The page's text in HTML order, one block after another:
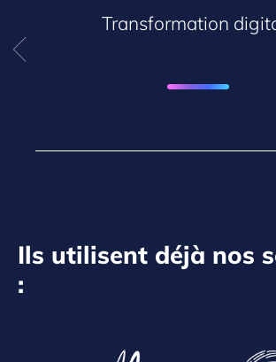
Transformation
Ils utilisent déjà nos
: